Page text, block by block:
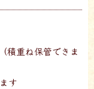
積重ね保管できま
す